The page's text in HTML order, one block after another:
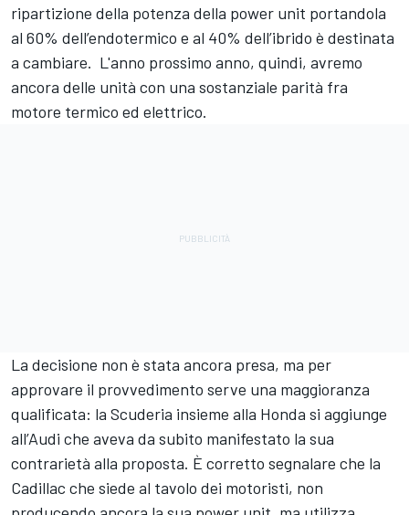
ripartizione della potenza della power unit portandola
al 60% dell’endotermico e al 40% dell’ibrido è destinata
a cambiare. L'anno prossimo anno, quindi, avremo
ancora delle unità con una sostanziale parità fra
motore termico ed elettrico.
La decisione non è stata ancora presa, ma per
approvare il provvedimento serve una maggioranza
qualificata: la Scuderia insieme alla Honda si aggiunge
all’Audi che aveva da subito manifestato la sua
contrarietà alla proposta. È corretto segnalare che la
Cadillac che siede al tavolo dei motoristi, non